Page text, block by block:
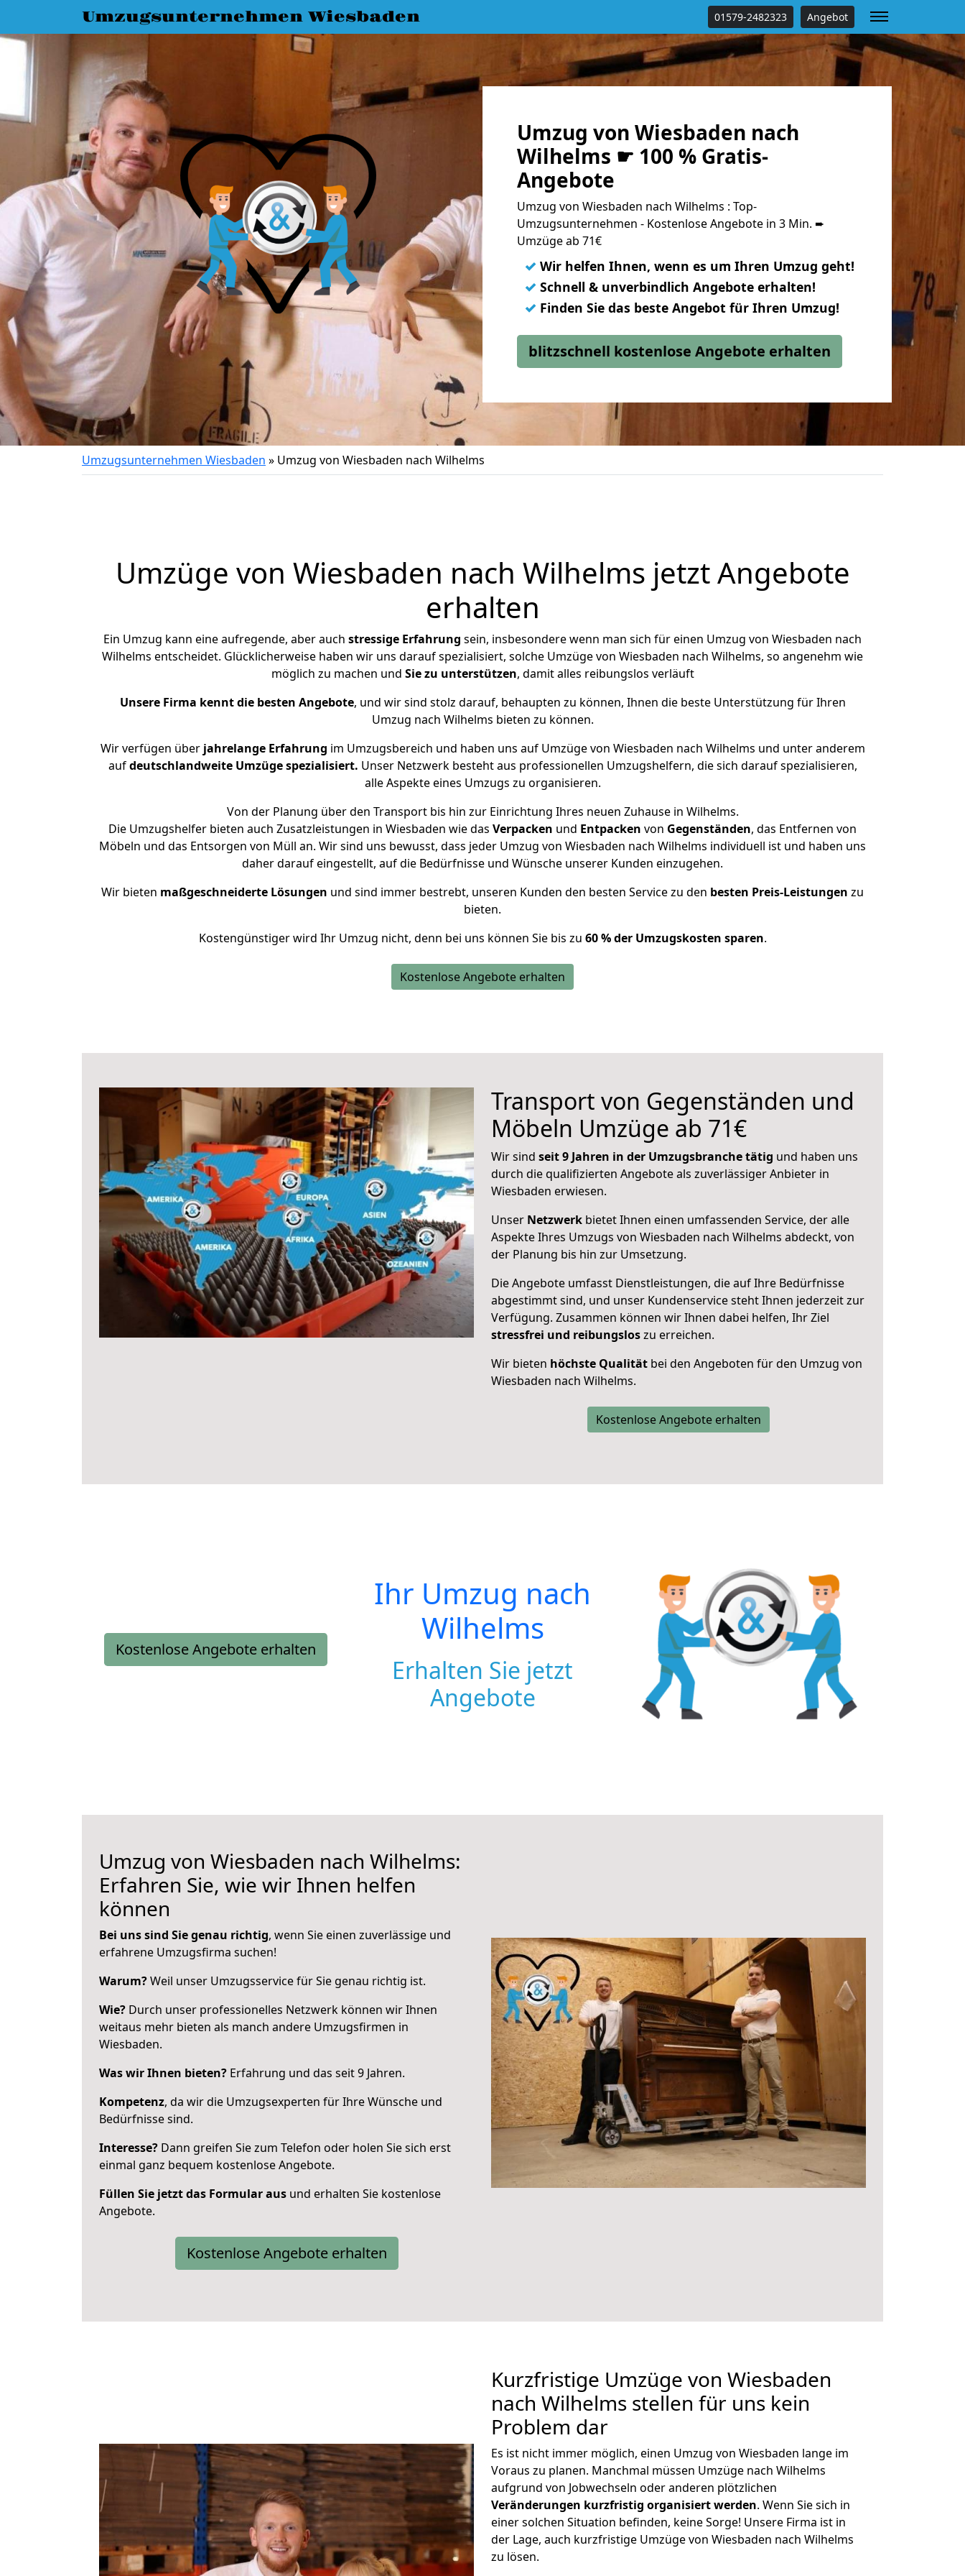
Umzugsunternehmen Wiesbaden 01579-2482323 Angebot
Umzug von Wiesbaden nach
Wilhelms ☛ 100 % Gratis-
Angebote
Umzug von Wiesbaden nach Wilhelms : Top-
Umzugsunternehmen - Kostenlose Angebote in 3 Min. ➨
Umzüge ab 71€
✓ Wir helfen Ihnen, wenn es um Ihren Umzug geht!
✓ Schnell & unverbindlich Angebote erhalten!
✓ Finden Sie das beste Angebot für Ihren Umzug!
blitzschnell kostenlose Angebote erhalten
Umzugsunternehmen Wiesbaden » Umzug von Wiesbaden nach Wilhelms
Umzüge von Wiesbaden nach Wilhelms jetzt Angebote
erhalten
Ein Umzug kann eine aufregende, aber auch stressige Erfahrung sein, insbesondere wenn man sich für einen Umzug von Wiesbaden nach
Wilhelms entscheidet. Glücklicherweise haben wir uns darauf spezialisiert, solche Umzüge von Wiesbaden nach Wilhelms, so angenehm wie
möglich zu machen und Sie zu unterstützen, damit alles reibungslos verläuft
Unsere Firma kennt die besten Angebote, und wir sind stolz darauf, behaupten zu können, Ihnen die beste Unterstützung für Ihren
Umzug nach Wilhelms bieten zu können.
Wir verfügen überjahrelange Erfahrung im Umzugsbereich und haben uns auf Umzüge von Wiesbaden nach Wilhelms und unter anderem
aufdeutschlandweite Umzüge spezialisiert. Unser Netzwerk besteht aus professionellen Umzugshelfern, die sich darauf spezialisieren,
alle Aspekte eines Umzugs zu organisieren.
Von der Planung über den Transport bis hin zur Einrichtung Ihres neuen Zuhause in Wilhelms.
Die Umzugshelfer bieten auch Zusatzleistungen in Wiesbaden wie das Verpacken und Entpacken von Gegenständen, das Entfernen von
Möbeln und das Entsorgen von Müll an. Wir sind uns bewusst, dass jeder Umzug von Wiesbaden nach Wilhelms individuell ist und haben uns
daher darauf eingestellt, auf die Bedürfnisse und Wünsche unserer Kunden einzugehen.
Wir bieten maßgeschneiderte Lösungen und sind immer bestrebt, unseren Kunden den besten Service zu den besten Preis-Leistungen zu
bieten.
Kostengünstiger wird Ihr Umzug nicht, denn bei uns können Sie bis zu 60 % der Umzugskosten sparen.
Kostenlose Angebote erhalten
Transport von Gegenständen und
Möbeln Umzüge ab 71€
Wir sind seit 9 Jahren in der Umzugsbranche tätig und haben uns
durch die qualifizierten Angebote als zuverlässiger Anbieter in
Wiesbaden erwiesen.
Unser Netzwerk bietet Ihnen einen umfassenden Service, der alle
Aspekte Ihres Umzugs von Wiesbaden nach Wilhelms abdeckt, von
der Planung bis hin zur Umsetzung.
Die Angebote umfasst Dienstleistungen, die auf Ihre Bedürfnisse
abgestimmt sind, und unser Kundenservice steht Ihnen jederzeit zur
Verfügung. Zusammen können wir Ihnen dabei helfen, Ihr Ziel
stressfrei und reibungsloszu erreichen.
Wir bieten höchste Qualität bei den Angeboten für den Umzug von
Wiesbaden nach Wilhelms.
Kostenlose Angebote erhalten
Kostenlose Angebote erhalten
Ihr Umzug nach
Wilhelms
Erhalten Sie jetzt
Angebote
Umzug von Wiesbaden nach Wilhelms:
Erfahren Sie, wie wir Ihnen helfen
können
Bei uns sind Sie genau richtig, wenn Sie einen zuverlässige und
erfahrene Umzugsfirma suchen!
Warum?Weil unser Umzugsservice für Sie genau richtig ist.
Wie? Durch unser professionelles Netzwerk können wir Ihnen
weitaus mehr bieten als manch andere Umzugsfirmen in
Wiesbaden.
Was wir Ihnen bieten? Erfahrung und das seit 9 Jahren.
Kompetenz, da wir die Umzugsexperten für Ihre Wünsche und
Bedürfnisse sind.
Interesse? Dann greifen Sie zum Telefon oder holen Sie sich erst
einmal ganz bequem kostenlose Angebote.
Füllen Sie jetzt das Formular aus und erhalten Sie kostenlose
Angebote.
Kostenlose Angebote erhalten
Kurzfristige Umzüge von Wiesbaden
nach Wilhelms stellen für uns kein
Problem dar
Es ist nicht immer möglich, einen Umzug von Wiesbaden lange im
Voraus zu planen. Manchmal müssen Umzüge nach Wilhelms
aufgrund von Jobwechseln oder anderen plötzlichen
Veränderungen kurzfristig organisiert werden. Wenn Sie sich in
einer solchen Situation befinden, keine Sorge! Unsere Firma ist in
der Lage, auch kurzfristige Umzüge von Wiesbaden nach Wilhelms
zu lösen.